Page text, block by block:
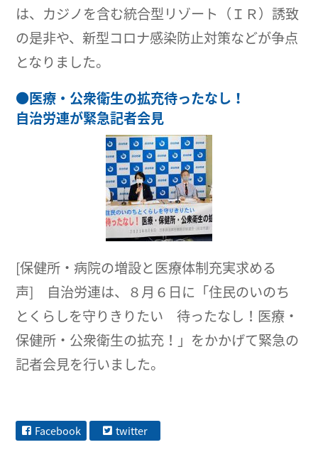
は、カジノを含む統合型リゾート（ＩＲ）誘致
の是非や、新型コロナ感染防止対策などが争点
となりました。
●医療・公衆衛生の拡充待ったなし！
自治労連が緊急記者会見
[保健所・病院の増設と医療体制充実求める
声] 自治労連は、８月６日に「住民のいのち
とくらしを守りきりたい 待ったなし！医療・
保健所・公衆衛生の拡充！」をかかげて緊急の
記者会見を行いました。
Facebook twitter